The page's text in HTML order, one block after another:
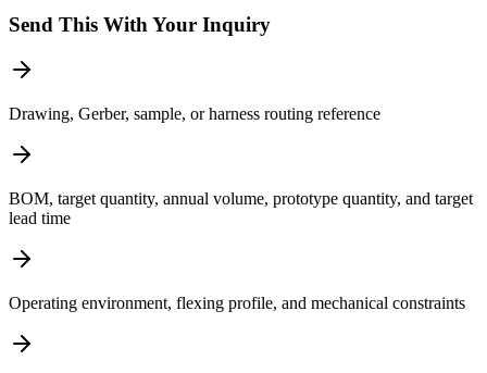
Send This With Your Inquiry
Drawing, Gerber, sample, or harness routing reference
BOM, target quantity, annual volume, prototype quantity, and target
lead time
Operating environment, flexing profile, and mechanical constraints